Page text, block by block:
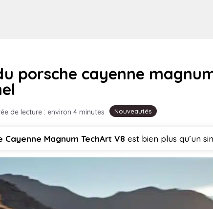
Nouveautés
porsche cayenne
de lecture : environ 4 minutes
Cayenne Magnum TechArt V8 est bien plus qu’un